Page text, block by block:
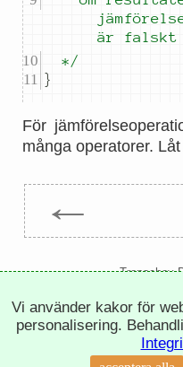
är falskt
	*/
}
För
många operatorer.
←
Trepachev
integritetspolicy
Vi använder kakor för
personalisering.